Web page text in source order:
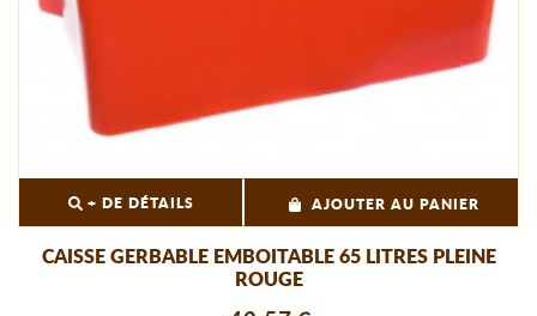
+ DE DÉTAILS AJOUTER AU PANIER
CAISSE GERBABLE EMBOITABLE 65 LITRES PLEINE
ROUGE